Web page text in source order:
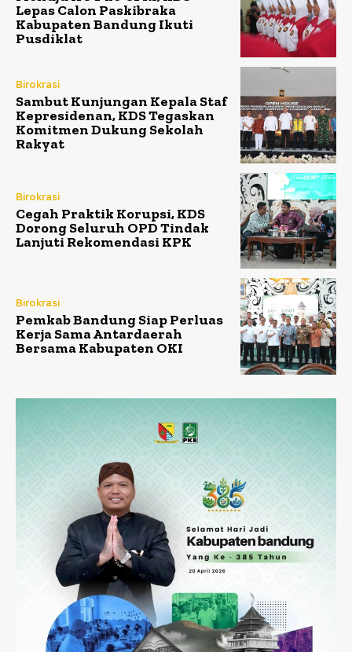
Lepas Calon Paskibraka
Kabupaten Bandung Ikuti
Pusdiklat
Birokrasi
Sambut Kunjungan Kepala Staf
Kepresidenan, KDS Tegaskan
Komitmen Dukung Sekolah
Rakyat
Birokrasi
Cegah Praktik Korupsi, KDS
Dorong Seluruh OPD Tindak
Lanjuti Rekomendasi KPK
Birokrasi
Pemkab Bandung Siap Perluas
Kerja Sama Antardaerah
Bersama Kabupaten OKI